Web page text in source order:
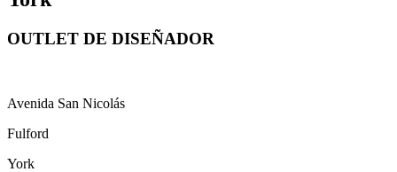
OUTLET DE DISEÑADOR
Avenida San Nicolás
Fulford
York